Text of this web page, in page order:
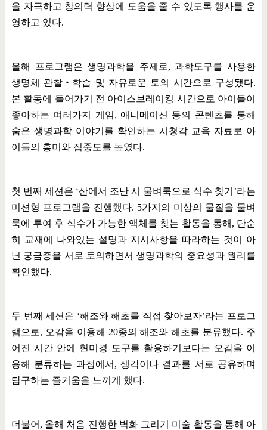
을 자극하고 창의력 향상에 도움을 줄 수 있도록 행사를 운
영하고 있다.
올해 프로그램은 생명과학을 주제로,과학도구를 사용한
생명체 관찰 ‧ 학습 및 자유로운 토의 시간으로 구성됐다.
본 활동에 들어가기 전 아이스브레이킹 시간으로 아이들이
좋아하는 여러가지 게임, 애니메이션 등의 콘텐츠를 통해
숨은 생명과학 이야기를 확인하는 시청각 교육 자료로 아
이들의 흥미와 집중도를 높였다.
첫 번째 세션은 ‘산에서 조난 시 물벼룩으로 식수 찾기 ’라는
미션형 프로그램을 진행했다. 5가지의 미상의 물질을 물벼
룩에 투여 후 식수가 가능한 액체를 찾는 활동을 통해 , 단순
히 교재에 나와있는 설명과 지시사항을 따라하는 것이 아
닌 궁금증을 서로 토의하면서 생명과학의 중요성과 원리를
확인했다.
두 번째 세션은 ‘해조와 해초를 직접 찾아보자’라는 프로그
램으로, 오감을 이용해 20종의 해조와 해초를 분류했다. 주
어진 시간 안에 현미경 도구를 활용하기보다는 오감을 이
용해 분류하는 과정에서 ,생각이나 결과를 서로 공유하며
탐구하는 즐거움을 느끼게 했다.
더불어 , 올해 처음 진행한 벽화 그리기 미술 활동을 통해 아